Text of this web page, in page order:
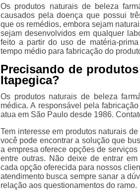
Os produtos naturais de beleza
causados pela doença que possui
que os remédios, embora sejam
sejam desenvolvidos em qualquer
feito a partir do uso de matéria-
tempo médio para fabricação do
Precisando de
Itapegica?
Os produtos naturais de beleza
médica. A responsável pela
atua em São Paulo desde 1986.
Tem interesse em produtos naturais
você pode encontrar a solução que
a empresa oferece opções de
entre outras. Não deixe de entrar
cada opção oferecida para nossos
atendimento busca sempre sanar a
relação aos questionamentos do ramo.